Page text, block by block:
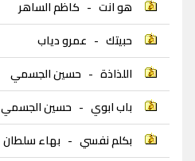
هو انت - كاظم الساهر
حبيتك - عمرو دياب
اللذاذة - حسين الجسمي
باب ابوي - حسين الجسمي
بكلم نفسي - بهاء سلطان